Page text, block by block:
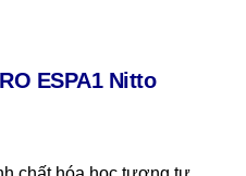
ESPA1 Nitto